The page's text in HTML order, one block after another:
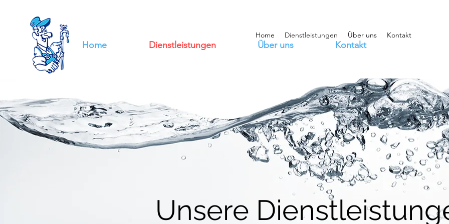
Home Dienstleistungen Über uns Kontakt
Unsere
Home Dienstleistungen Über uns Kontakt